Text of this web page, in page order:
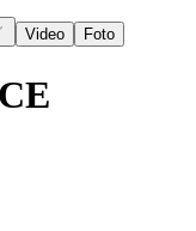
Video Foto